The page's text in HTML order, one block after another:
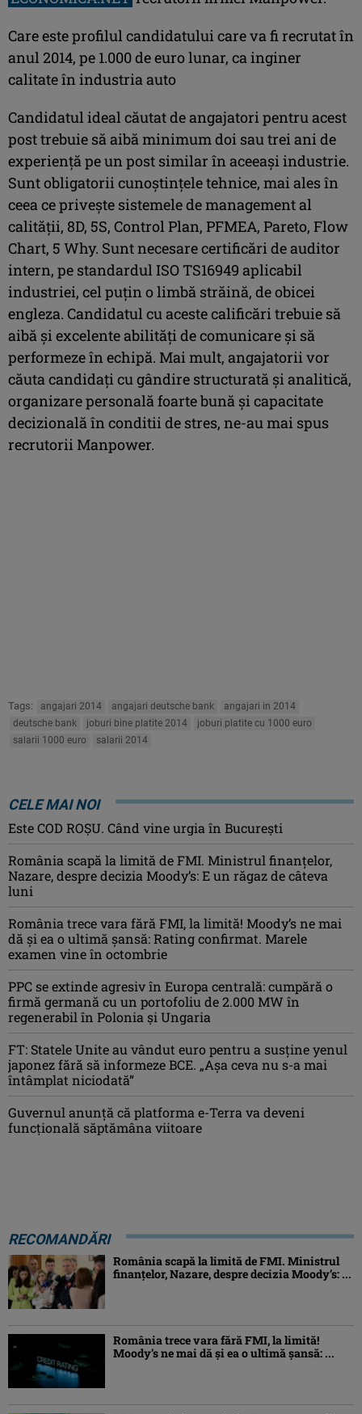
Care este profilul candidatului care va fi recrutat în
anul 2014, pe 1.000 de euro lunar, ca inginer
calitate în industria auto
Candidatul ideal căutat de angajatori pentru acest
post trebuie să aibă minimum doi sau trei ani de
experiență pe un post similar în aceeași industrie.
Sunt obligatorii cunoștințele tehnice, mai ales în
ceea ce privește sistemele de management al
calităţii, 8D, 5S, Control Plan, PFMEA, Pareto, Flow
Chart, 5 Why. Sunt necesare certificări de auditor
intern, pe standardul ISO TS16949 aplicabil
industriei, cel puţin o limbă străină, de obicei
engleza. Candidatul cu aceste calificări trebuie să
aibă și excelente abilități de comunicare şi să
performeze în echipă. Mai mult, angajatorii vor
căuta candidaţi cu gândire structurată și analitică,
organizare personală foarte bună și capacitate
decizională în conditii de stres, ne-au mai spus
recrutorii Manpower.
Tags: angajari 2014 angajari deutsche bank
angajari in 2014
deutsche bank
joburi bine platite 2014
joburi platite cu 1000 euro
salarii 1000 euro
salarii 2014
CELE MAI NOI
Este COD ROŞU. Când vine urgia în Bucureşti
România scapă la limită de FMI. Ministrul finanțelor,
Nazare, despre decizia Moody’s: E un răgaz de câteva
luni
România trece vara fără FMI, la limită! Moody’s ne mai
dă și ea o ultimă șansă: Rating confirmat. Marele
examen vine în octombrie
PPC se extinde agresiv în Europa centrală: cumpără o
firmă germană cu un portofoliu de 2.000 MW în
regenerabil în Polonia și Ungaria
FT: Statele Unite au vândut euro pentru a susține yenul
japonez fără să informeze BCE. „Așa ceva nu s-a mai
întâmplat niciodată”
Guvernul anunță că platforma e-Terra va deveni
funcţională săptămâna viitoare
RECOMANDĂRI
România scapă la limită de FMI. Ministrul
finanțelor, Nazare, despre decizia Moody’s: ...
România trece vara fără FMI, la limită!
Moody’s ne mai dă și ea o ultimă șansă: ...